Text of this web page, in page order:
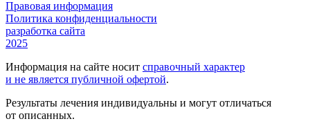
Правовая информация
Политика конфиденциальности
разработка сайта
2025
Информация на сайте носит справочный характер
и не является публичной офертой.
Результаты лечения индивидуальны и могут отличаться
от описанных.